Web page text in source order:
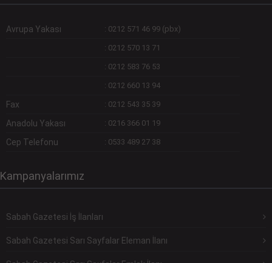
Avrupa Yakası : 0212 571 46 99 (pbx)
: 0212 570 13 71
: 0212 583 76 53
: 0212 660 13 94
Fax : 0212 543 35 39
Anadolu Yakası : 0216 366 01 19
Cep Telefonu : 0533 489 27 38
Kampanyalarımız
Sabah Gazetesi İş İlanları
Sabah Gazetesi Sarı Sayfalar Eleman İlanı